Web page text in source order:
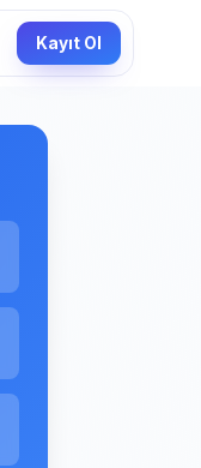
Kayıt Ol